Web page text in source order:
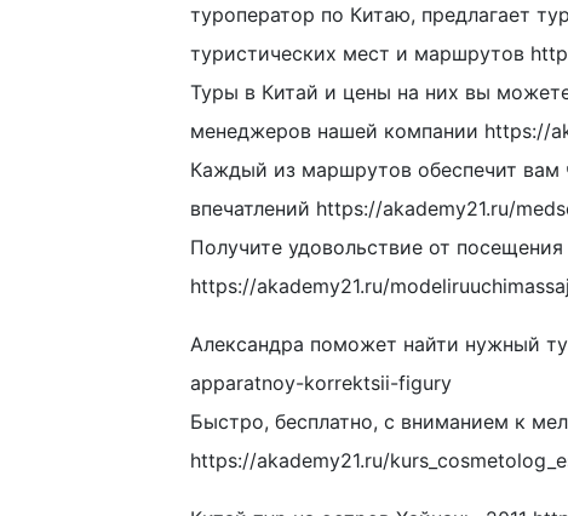
туроператор по Китаю, предлагает
туристических мест и маршрутов
Туры в Китай и цены на них вы
менеджеров нашей компании https://
Каждый из маршрутов обеспечит
впечатлений https://akademy21.ru/
Получите удовольствие от
https://akademy21.ru/modeliruuchimassaj
Александра поможет найти нужный
apparatnoy-korrektsii-figury
Быстро, бесплатно, с вниманием к
https://akademy21.ru/